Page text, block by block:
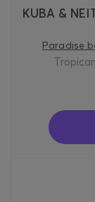
KUBA &
Paradise